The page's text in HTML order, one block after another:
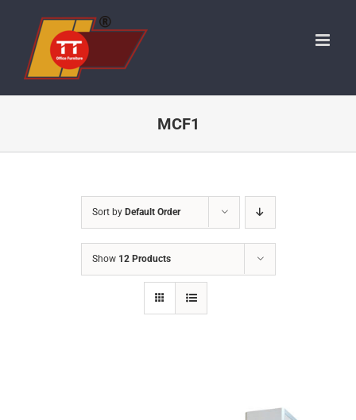
content
MCF1
Sort by Default Order
Show 12 Products